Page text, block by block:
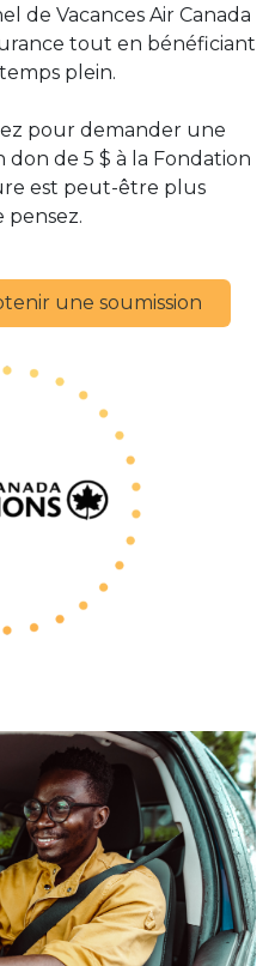
de Vacances Air Canada
tout en bénéficiant
plein.
pour demander une
don de 5 $ à la Fondation
est peut-être plus
pensez.
une soumission